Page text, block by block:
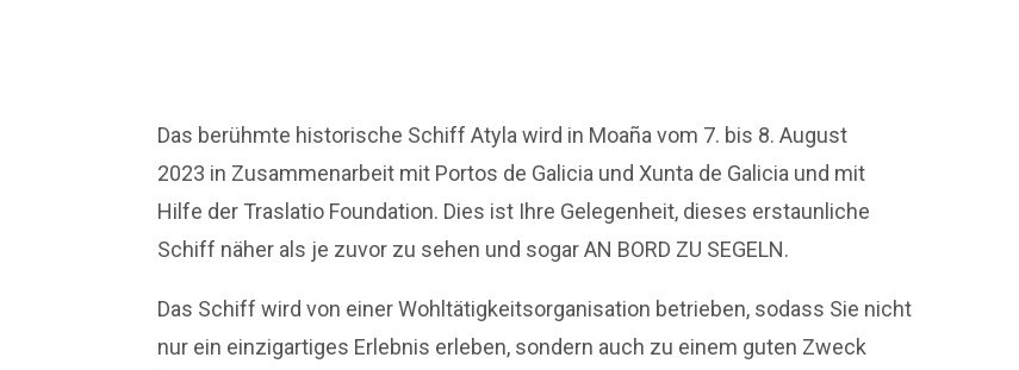
Das berühmte historische Schiff Atyla wird in Moaña vom 7. bis 8. August
2023 in Zusammenarbeit mit Portos de Galicia und Xunta de Galicia und mit
Hilfe der Traslatio Foundation. Dies ist Ihre Gelegenheit, dieses erstaunliche
Schiff näher als je zuvor zu sehen und sogar AN BORD ZU SEGELN.
Das Schiff wird von einer Wohltätigkeitsorganisation betrieben, sodass Sie nicht
nur ein einzigartiges Erlebnis erleben, sondern auch zu einem guten Zweck